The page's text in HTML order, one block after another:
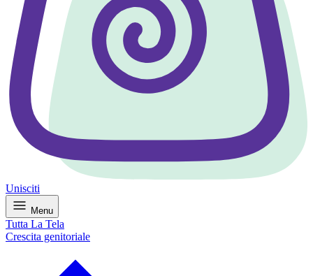
Unisciti
Menu
Tutta La Tela
Crescita genitoriale